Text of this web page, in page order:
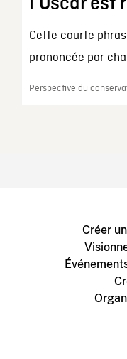
Cette courte
prononcée par
Perspective du
Créer